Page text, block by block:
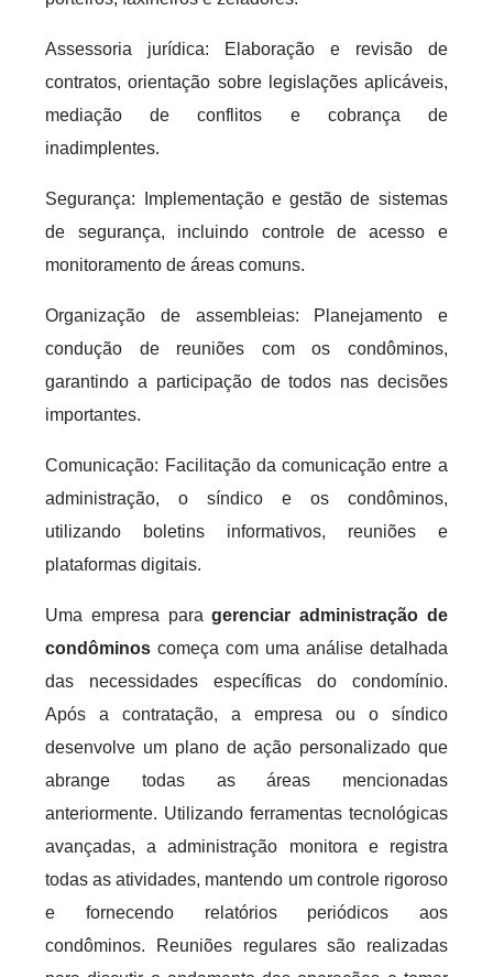
Assessoria jurídica: Elaboração e revisão de
contratos, orientação sobre legislações aplicáveis,
mediação de conflitos e cobrança de
inadimplentes.
Segurança: Implementação e gestão de sistemas
de segurança, incluindo controle de acesso e
monitoramento de áreas comuns.
Organização de assembleias: Planejamento e
condução de reuniões com os condôminos,
garantindo a participação de todos nas decisões
importantes.
Comunicação: Facilitação da comunicação entre a
administração, o síndico e os condôminos,
utilizando boletins informativos, reuniões e
plataformas digitais.
Uma empresa paragerenciar administração de
condôminos começa com uma análise detalhada
das necessidades específicas do condomínio.
Após a contratação, a empresa ou o síndico
desenvolve um plano de ação personalizado que
abrange todas as áreas mencionadas
anteriormente. Utilizando ferramentas tecnológicas
avançadas, a administração monitora e registra
todas as atividades, mantendo um controle rigoroso
e fornecendo relatórios periódicos aos
condôminos. Reuniões regulares são realizadas